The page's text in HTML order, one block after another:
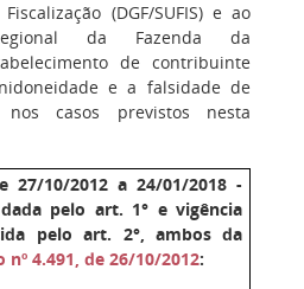
(DGF/SUFIS) e ao
da Fazenda da
de contribuinte
e a falsidade de
nos casos previstos nesta
27/10/2012 a 24/01/2018 -
dada pelo art. 1° e vigência
pelo art. 2°, ambos da
nº 4.491, de 26/10/2012: